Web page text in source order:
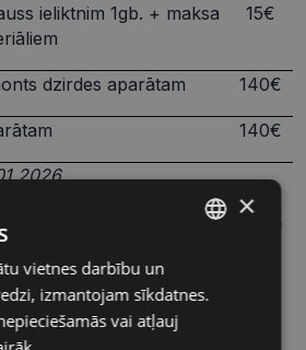
ieliktnim 1gb. + maksa
15€
dzirdes aparātam 140€
140€
varat uzzināt rakstā Cik
RUSSIAN
×
vietnes darbību un
izmantojam sīkdatnes.
vai atļauj